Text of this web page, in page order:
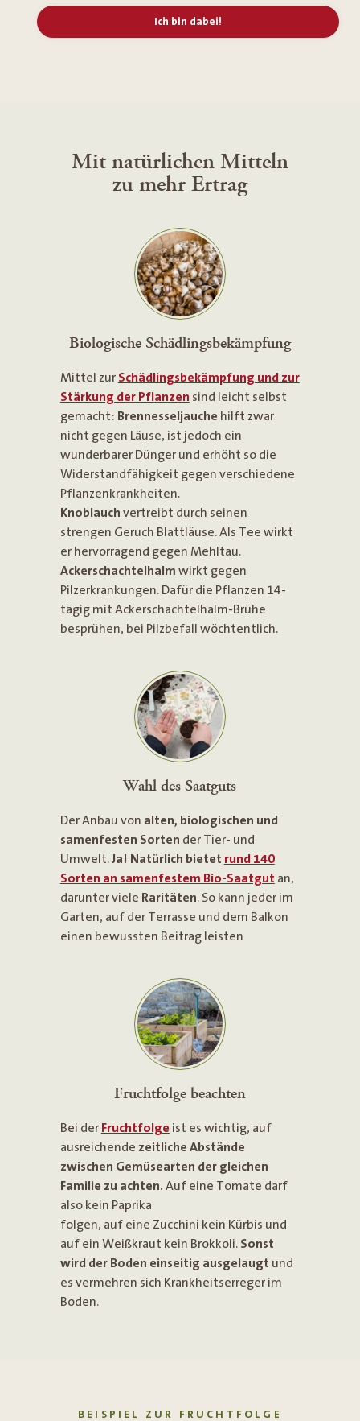
Ich bin dabei!
Mit natürlichen Mitteln
zu mehr Ertrag
Biologische Schädlingsbekämpfung
Mittel zur Schädlingsbekämpfung und zur
Stärkung der Pflanzen sind leicht selbst
gemacht: Brennesseljauche hilft zwar
nicht gegen Läuse, ist jedoch ein
wunderbarer Dünger und erhöht so die
Widerstandfähigkeit gegen verschiedene
Pflanzenkrankheiten.
Knoblauch vertreibt durch seinen
strengen Geruch Blattläuse. Als Tee wirkt
er hervorragend gegen Mehltau.
Ackerschachtelhalm wirkt gegen
Pilzerkrankungen. Dafür die Pflanzen 14-
tägig mit Ackerschachtelhalm-Brühe
besprühen, bei Pilzbefall wöchtentlich.
Wahl des Saatguts
Der Anbau von alten, biologischen und
samenfesten Sorten der Tier- und
Umwelt.Ja! Natürlich bietet rund 140
Sorten an samenfestem Bio-Saatgut an,
darunter viele Raritäten. So kann jeder im
Garten, auf der Terrasse und dem Balkon
einen bewussten Beitrag leisten
Fruchtfolge beachten
Bei der Fruchtfolge ist es wichtig, auf
ausreichende zeitliche Abstände
zwischen Gemüsearten der gleichen
Familie zu achten. Auf eine Tomate darf
also kein Paprika
folgen, auf eine Zucchini kein Kürbis und
auf ein Weißkraut kein Brokkoli.Sonst
wird der Boden einseitig ausgelaugt und
es vermehren sich Krankheitserreger im
Boden.
BEISPIEL ZUR FRUCHTFOLGE